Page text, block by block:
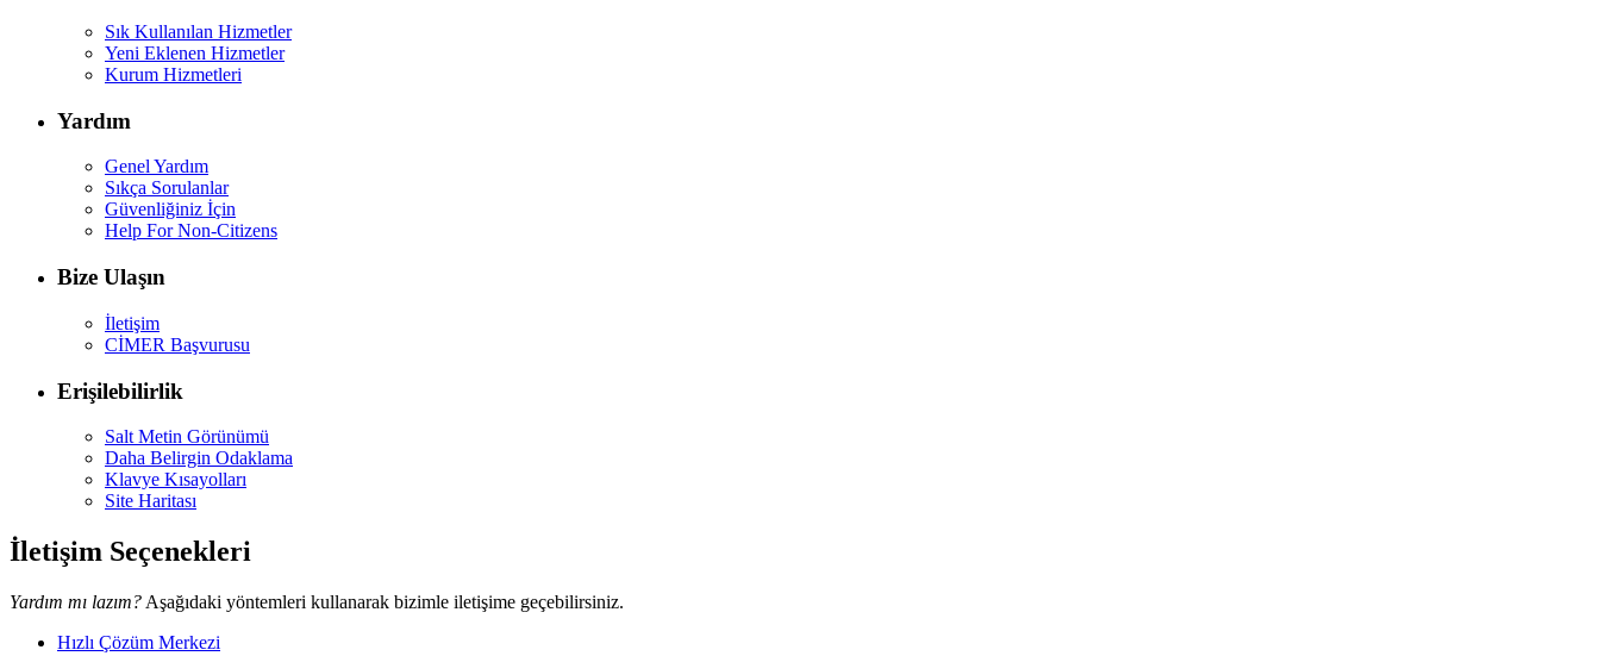
Sık Kullanılan Hizmetler
Yeni Eklenen Hizmetler
Kurum Hizmetleri
Yardım
Genel Yardım
Sıkça Sorulanlar
Güvenliğiniz İçin
Help For Non-Citizens
Bize Ulaşın
İletişim
CİMER Başvurusu
Erişilebilirlik
Salt Metin Görünümü
Daha Belirgin Odaklama
Klavye Kısayolları
Site Haritası
İletişim Seçenekleri
Yardım mı lazım? Aşağıdaki yöntemleri kullanarak bizimle iletişime geçebilirsiniz.
Hızlı Çözüm Merkezi